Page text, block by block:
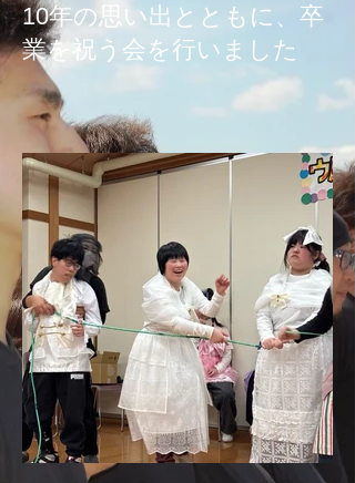
10年の思い出とともに、卒
業を祝う会を行いました